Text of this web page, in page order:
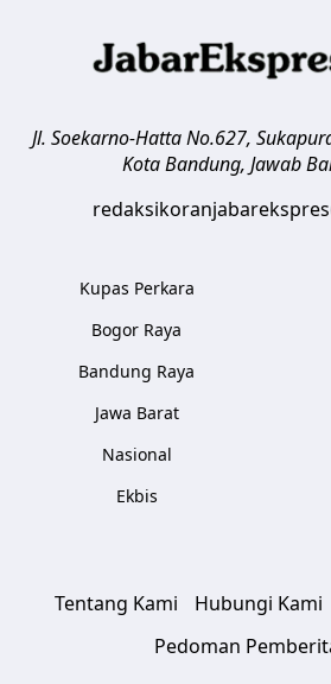
Jl. Soekarno-Hatta No.627,
Kota Bandung, Jawab
Kupas Perkara
Bogor Raya
Bandung Raya
Jawa Barat
Nasional
Ekbis
Tentang Kami Hubungi Kami
Pedoman